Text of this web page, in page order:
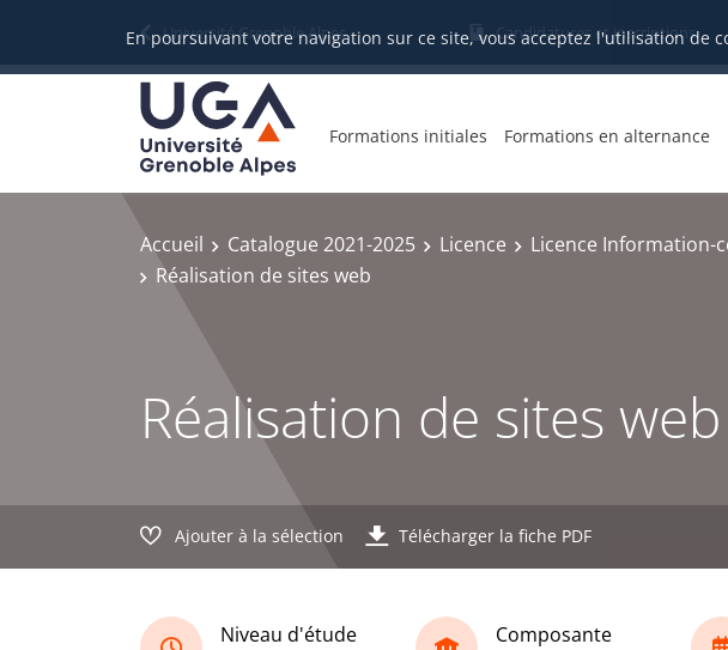
En poursuivant votre navigation sur ce site, vous acceptez l'utilisation de
Université Grenoble Alpes Candidatures et inscriptions
Formations initiales Formations en alternance
Accueil Catalogue 2021-2025 Licence Licence Information-
Réalisation de sites web
Réalisation de sites web
Ajouter à la sélection Télécharger la fiche PDF
Niveau d'étude Composante